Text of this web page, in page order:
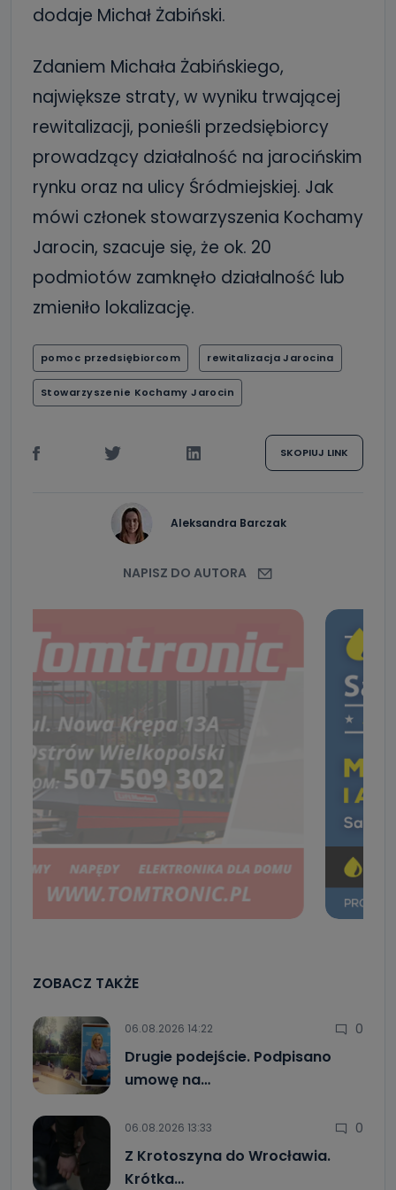
dodaje Michał Żabiński.
Zdaniem Michała Żabińskiego,
największe straty, w wyniku trwającej
rewitalizacji, ponieśli przedsiębiorcy
prowadzący działalność na jarocińskim
rynku oraz na ulicy Śródmiejskiej. Jak
mówi członek stowarzyszenia Kochamy
Jarocin, szacuje się, że ok. 20
podmiotów zamknęło działalność lub
zmieniło lokalizację.
pomoc przedsiębiorcom rewitalizacja Jarocina
Stowarzyszenie Kochamy Jarocin
SKOPIUJ LINK
Aleksandra Barczak
NAPISZ DO AUTORA
ZOBACZ TAKŻE
06.08.2026 14:22 0
Drugie podejście. Podpisano
umowę na…
06.08.2026 13:33 0
Z Krotoszyna do Wrocławia.
Krótka…